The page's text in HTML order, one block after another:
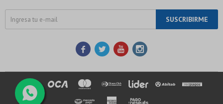
SUSCRIBIRME
   